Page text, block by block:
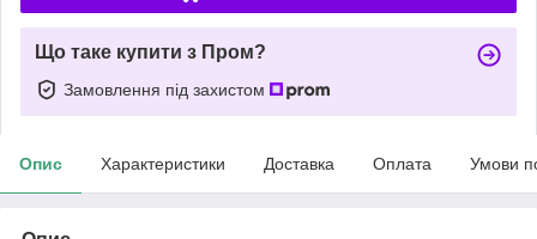
Що таке купити з Пром?
Замовлення під захистом
Опис Характеристики Доставка Оплата Умови